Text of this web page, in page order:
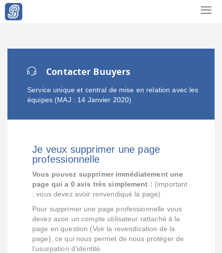
Contacter Buuyers
Service unique et central de mise en relation avec les
équipes (MAJ : 14 Janvier 2020)
Je veux supprimer une page
professionnelle
Vous pouvez supprimer immédiatement une
page qui a 0 avis très simplement : (important
: vous devez avoir renvendiqué la page)
Pour supprimer une page professionnelle vous
devez avoir un compte utilisateur rattaché à la
page en question (Voir la revendication de la
page), ce qui nous permet de nous protéger de
l’usurpation d’identité.